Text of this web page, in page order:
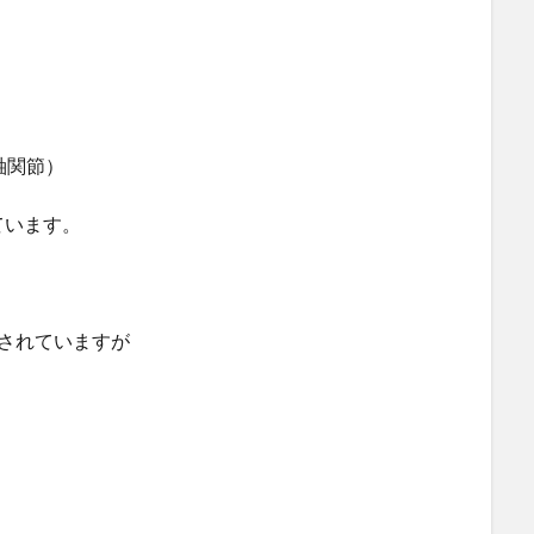
節）
ます。
れていますが